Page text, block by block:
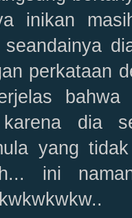
inikan
perkataan
karena dia
yang
ini